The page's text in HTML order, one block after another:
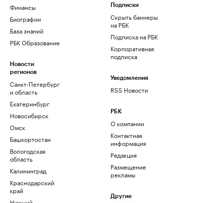
Финансы
Биографии
База знаний
РБК Образование
Новости
регионов
Санкт-Петербург
и область
Екатеринбург
Новосибирск
Омск
Башкортостан
Вологодская
область
Калининград
Краснодарский
край
Подписки
Скрыть баннеры
на РБК
Подписка на РБК
Корпоративная
подписка
Уведомления
RSS Новости
РБК
О компании
Контактная
информация
Редакция
Размещение
рекламы
Другие